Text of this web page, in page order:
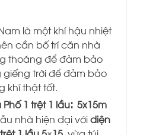
là một khí hậu nhiệt
cần bố trí căn nhà
thoáng để đảm bảo
giếng trời để đảm bảo
khí thật tốt.
Phố 1 trệt 1 lầu: 5x15m
nhà hiện đại vớidiện